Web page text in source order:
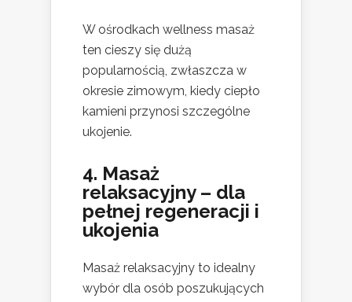
W ośrodkach wellness masaż
ten cieszy się dużą
popularnością, zwłaszcza w
okresie zimowym, kiedy ciepło
kamieni przynosi szczególne
ukojenie.
4. Masaż
relaksacyjny – dla
pełnej regeneracji i
ukojenia
Masaż relaksacyjny to idealny
wybór dla osób poszukujących